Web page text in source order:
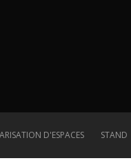
D'ESPACES STAND